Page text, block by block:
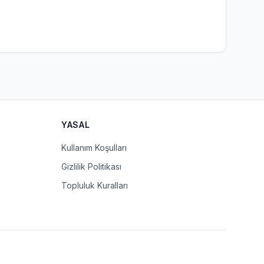
YASAL
Kullanım Koşulları
Gizlilik Politikası
Topluluk Kuralları